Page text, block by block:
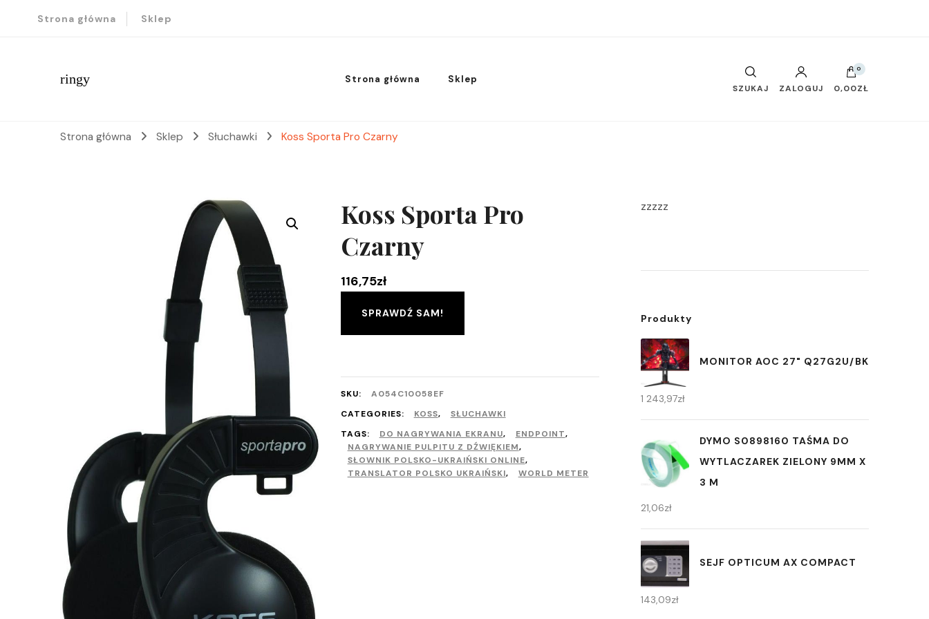
Strona główna Sklep
ringy Strona główna Sklep
SZUKAJ ZALOGUJ
0
0,00ZŁ
Strona główna Sklep Słuchawki Koss Sporta Pro Czarny
Koss Sporta Pro
Czarny
116,75zł
SPRAWDŹ SAM!
SKU:
A054C10058EF
CATEGORIES:
KOSS,
SŁUCHAWKI
TAGS:
DO NAGRYWANIA EKRANU, ENDPOINT,
NAGRYWANIE PULPITU Z DŹWIĘKIEM,
SŁOWNIK POLSKO-UKRAIŃSKI ONLINE,
TRANSLATOR POLSKO UKRAIŃSKI, WORLD METER
zzzzz
Produkty
MONITOR AOC 27" Q27G2U/BK
1 243,97zł
DYMO S0898160 TAŚMA DO
WYTLACZAREK ZIELONY 9MM X
3 M
21,06zł
SEJF OPTICUM AX COMPACT
143,09zł